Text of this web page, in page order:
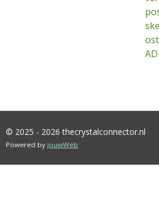
© 2025 - 2026 thecrystalconnector.nl
Powered by JouwWeb